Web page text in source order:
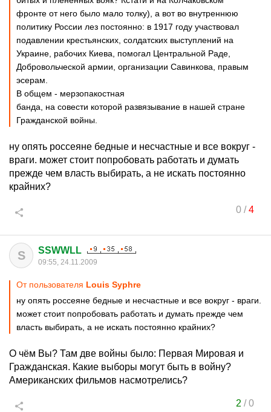
фронте от него было мало толку), а вот во внутреннюю
политику России лез постоянно: в 1917 году участвовал
подавлении крестьянских, солдатских выступлений на
Украине, рабочих Киева, помогал Центральной Раде,
Добровольческой армии, организации Савинкова, правым
эсерам.
В общем - мерзопакостная
банда, на совести которой развязывание в нашей стране
Гражданской войны.
ну опять россеяне бедные и несчастные и все вокруг -
враги. может стоит попробовать работать и думать
прежде чем власть выбирать, а не искать постоянно
крайних?
0/4
S SSWWLL
09:55, 24.11.2009
От пользователя Louis Syphre
ну опять россеяне бедные и несчастные и все вокруг - враги.
может стоит попробовать работать и думать прежде чем
власть выбирать, а не искать постоянно крайних?
О чём Вы? Там две войны было: Первая Мировая и
Гражданская. Какие выборы могут быть в войну?
Американских фильмов насмотрелись?
2 /0